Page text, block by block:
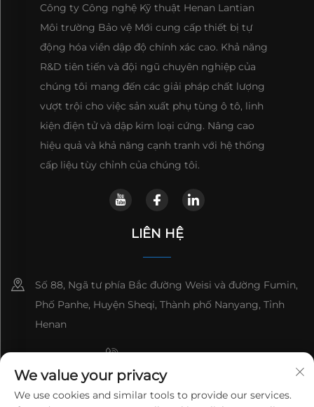
Công ty Công nghệ Kỹ thuật Henan Lantian
Môi trường Bảo vệ Mới cung cấp thiết bị tự
động hóa viền dập độ chính xác cao. Khả năng
R&D tiên tiến và đội ngũ chuyên nghiệp của
chúng tôi mang đến các giải pháp chất lượng
vượt trội cho việc sản xuất phụ tùng ô tô, linh
kiện điện tử và dập kim loại cứng. Nâng cao
hiệu quả và khả năng cạnh tranh với hệ thống
cấp liệu tùy chỉnh của chúng tôi.
LIÊN HỆ
Số 88, Ngã tư phía Bắc đường Weisi và đường Fumin,
Phố Panhe, Huyện Sheqi, Thành phố Nanyang, Tỉnh
Henan
+8615993153189
+86-13137795975
We value your privacy
We use cookies and similar tools to provide our services.